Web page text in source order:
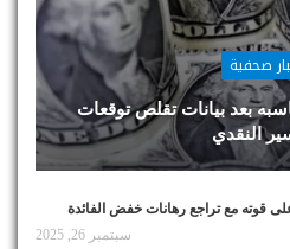
صحفية
بعد بيانات تقلص توقعات
النقدي
قوته مع تراجع رهانات خفض الفائدة
سبتمبر 26, 2025